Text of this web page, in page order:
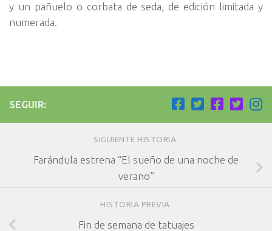
y un pañuelo o corbata de seda, de edición limitada y
numerada.
SEGUIR:
SIGUIENTE HISTORIA
Farándula estrena “El sueño de una noche de
verano”
HISTORIA PREVIA
Fin de semana de tatuajes